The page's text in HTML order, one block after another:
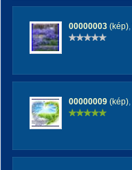
00000003 (kép),
00000009 (kép),